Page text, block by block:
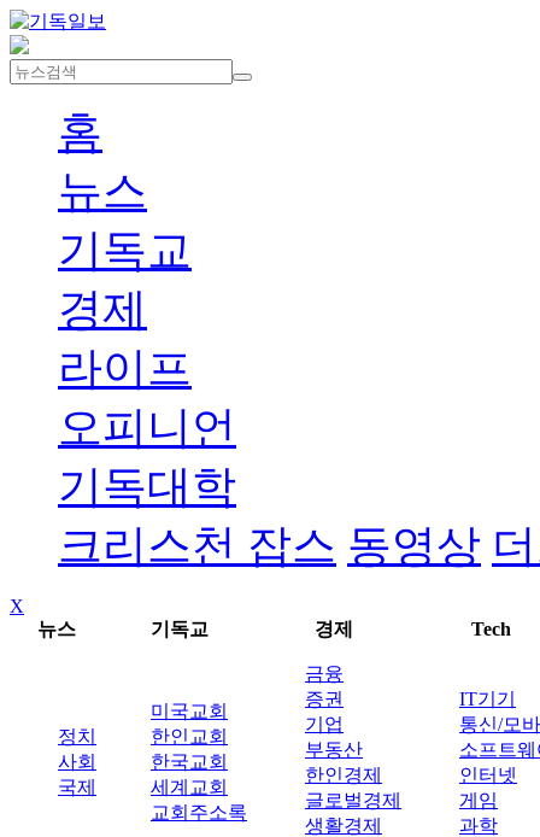
홈
뉴스
기독교
경제
라이프
오피니언
기독대학
크리스천 잡스 동영상
X
뉴스
기독교 경제 Tech
정치
사회
국제
미국교회
한인교회
한국교회
세계교회
교회주소록
금융
증권
기업
부동산
한인경제
글로벌경제
생활경제
IT기기
통신/모
소프트웨
인터넷
게임
과학